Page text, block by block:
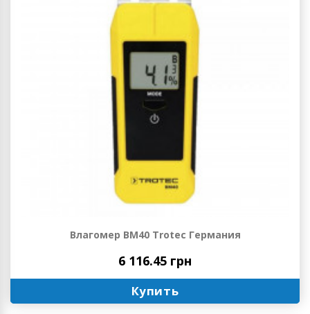
Влагомер BM40 Trotec Германия
6 116.45 грн
Купить